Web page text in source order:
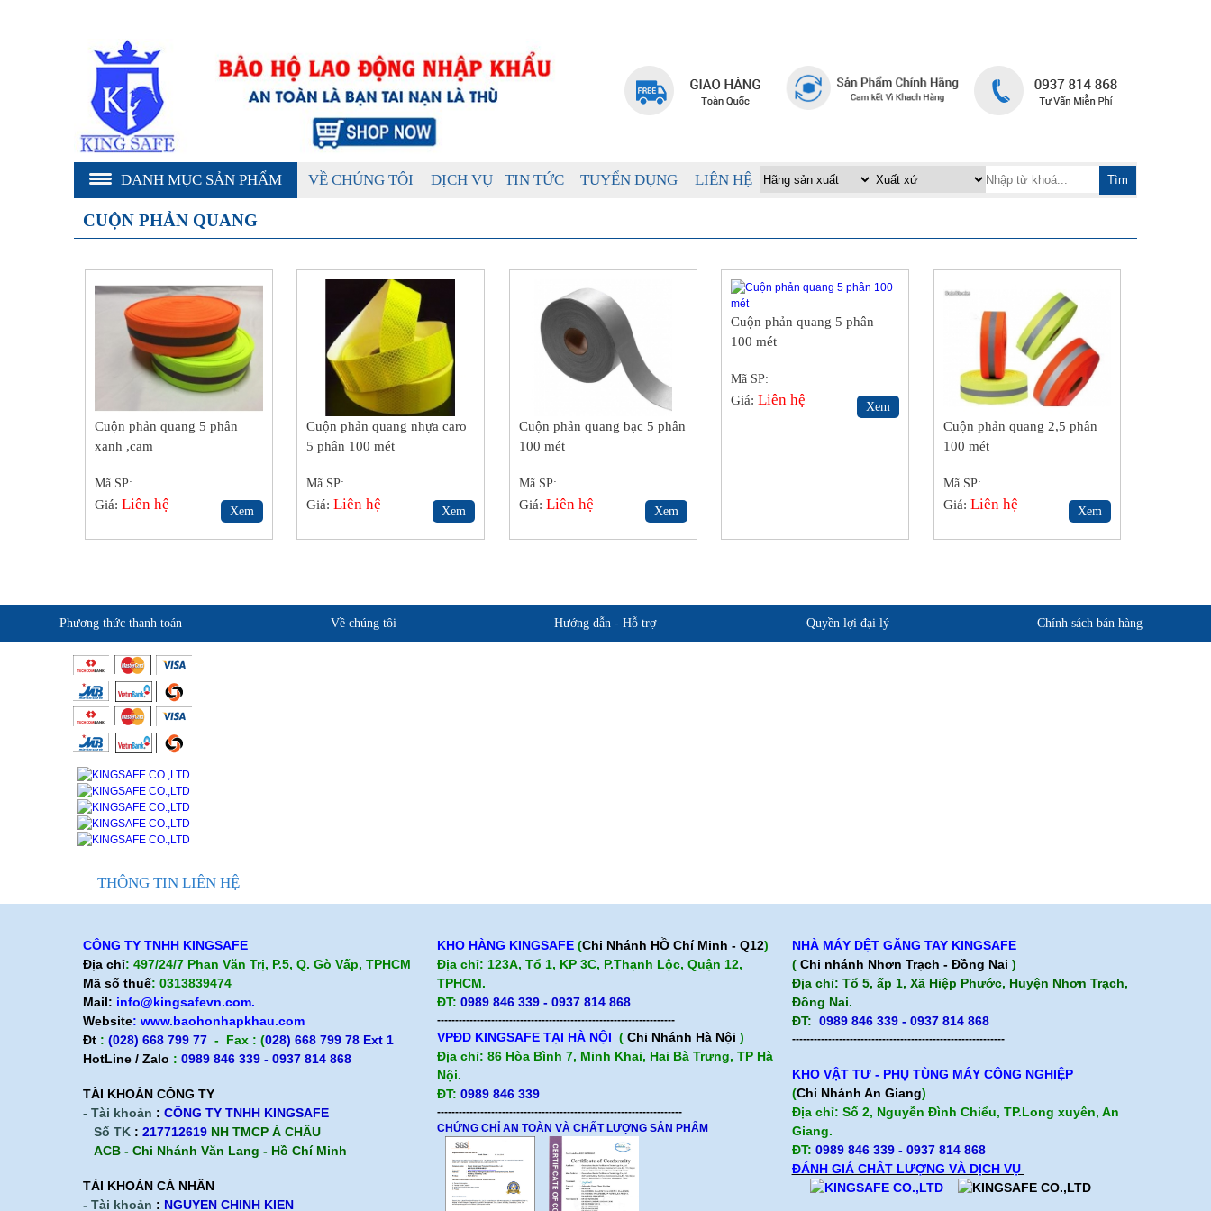
DANH MỤC SẢN PHẨM VỀ CHÚNG TÔI DỊCH VỤ TIN TỨC TUYỂN DỤNG LIÊN HỆ Tìm
CUỘN PHẢN QUANG
Cuộn phản quang 5 phân
xanh ,cam
Mã SP:
Giá: Liên hệ Xem
Cuộn phản quang nhựa caro
5 phân 100 mét
Mã SP:
Giá:Liên hệ Xem
Cuộn phản quang bạc 5 phân
100 mét
Mã SP:
Giá: Liên hệ Xem
Cuộn phản quang 5 phân
100 mét
Mã SP:
Giá:Liên hệ Xem
Cuộn phản quang 2,5 phân
100 mét
Mã SP:
Giá: Liên hệ Xem
Phương thức thanh toán Về chúng tôi Hướng dẫn - Hỗ trợ Quyền lợi đại lý Chính sách bán hàng
THÔNG TIN LIÊN HỆ
CÔNG TY TNHH KINGSAFE
Địa chỉ: 497/24/7 Phan Văn Trị, P.5, Q. Gò Vấp, TPHCM
Mã số thuế: 0313839474
Mail: info@kingsafevn.com.
Website: www.baohonhapkhau.com
Đt : (028) 668 799 77 - Fax : (028) 668 799 78 Ext 1
HotLine / Zalo : 0989 846 339 - 0937 814 868
TÀI KHOẢN CÔNG TY
- Tài khoản : CÔNG TY TNHH KINGSAFE
Số TK : 217712619 NH TMCP Á CHÂU
ACB - Chi Nhánh Văn Lang - Hồ Chí Minh
TÀI KHOÀN CÁ NHÂN
- Tài khoản : NGUYEN CHINH KIEN
KHO HÀNG KINGSAFE(Chi Nhánh HỒ Chí Minh - Q12)
Địa chỉ: 123A, Tổ 1, KP 3C, P.Thạnh Lộc, Quận 12,
TPHCM.
ĐT:0989 846 339 - 0937 814 868
------------------------------------------------------------------
VPĐD KINGSAFE TẠI HÀ NỘI (Chi Nhánh Hà Nội)
Địa chỉ: 86 Hòa Bình 7, Minh Khai, Hai Bà Trưng, TP Hà
Nội.
ĐT:0989 846 339
--------------------------------------------------------------------
CHỨNG CHỈ AN TOÀN VÀ CHẤT LƯỢNG SẢN PHẨM
NHÀ MÁY DỆT GĂNG TAY KINGSAFE
( Chi nhánh Nhơn Trạch - Đồng Nai )
Địa chỉ: Tổ 5, ấp 1, Xã Hiệp Phước, Huyện Nhơn Trạch,
Đồng Nai.
ĐT: 0989 846 339 - 0937 814 868
-----------------------------------------------------------
KHO VẬT TƯ - PHỤ TÙNG MÁY CÔNG NGHIỆP
(Chi Nhánh An Giang)
Địa chỉ: Số 2, Nguyễn Đình Chiểu, TP.Long xuyên, An
Giang.
ĐT: 0989 846 339 - 0937 814 868
ĐÁNH GIÁ CHẤT LƯỢNG VÀ DỊCH VỤ